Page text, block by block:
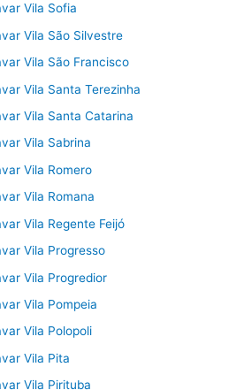
Vila Sofia
Vila São Silvestre
Vila São Francisco
Vila Santa Terezinha
Vila Santa Catarina
Vila Sabrina
Vila Romero
Vila Romana
Vila Regente Feijó
Vila Progresso
Vila Progredior
Vila Pompeia
Vila Polopoli
Vila Pita
Vila Pirituba